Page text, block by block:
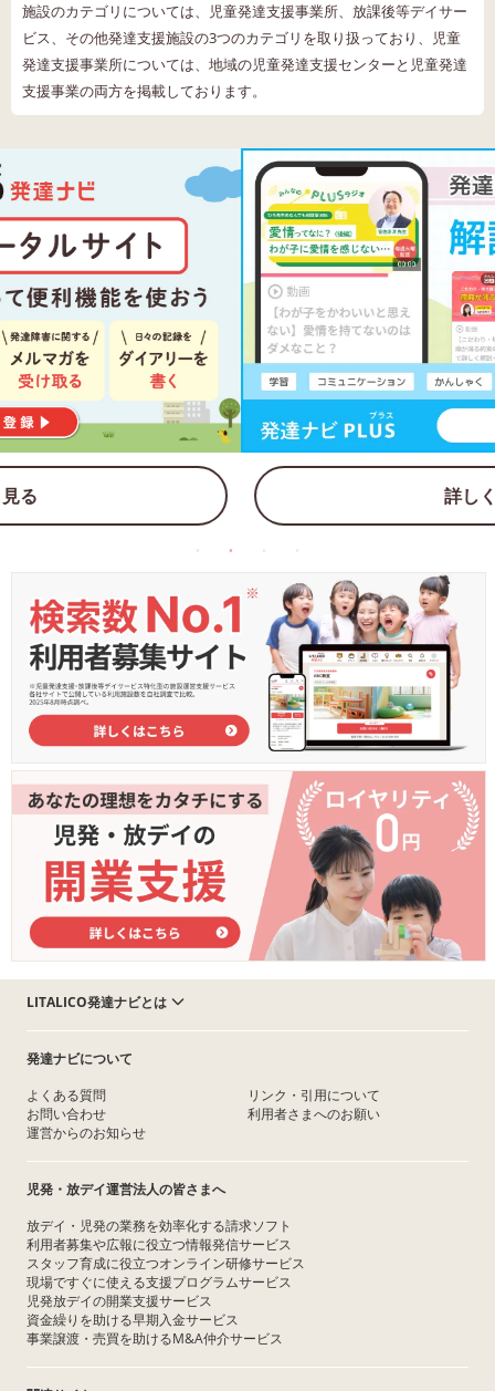
施設のカテゴリについては、児童発達支援事業所、放課後等デイサー
ビス、その他発達支援施設の3つのカテゴリを取り扱っており、児童
発達支援事業所については、地域の児童発達支援センターと児童発達
支援事業の両方を掲載しております。
詳しく見る
LITALICO発達ナビとは
発達ナビについて
よくある質問
お問い合わせ
運営からのお知らせ
リンク・引用について
利用者さまへのお願い
児発・放デイ運営法人の皆さまへ
放デイ・児発の業務を効率化する請求ソフト
利用者募集や広報に役立つ情報発信サービス
スタッフ育成に役立つオンライン研修サービス
現場ですぐに使える支援プログラムサービス
児発放デイの開業支援サービス
資金繰りを助ける早期入金サービス
事業譲渡・売買を助けるM&A仲介サービス